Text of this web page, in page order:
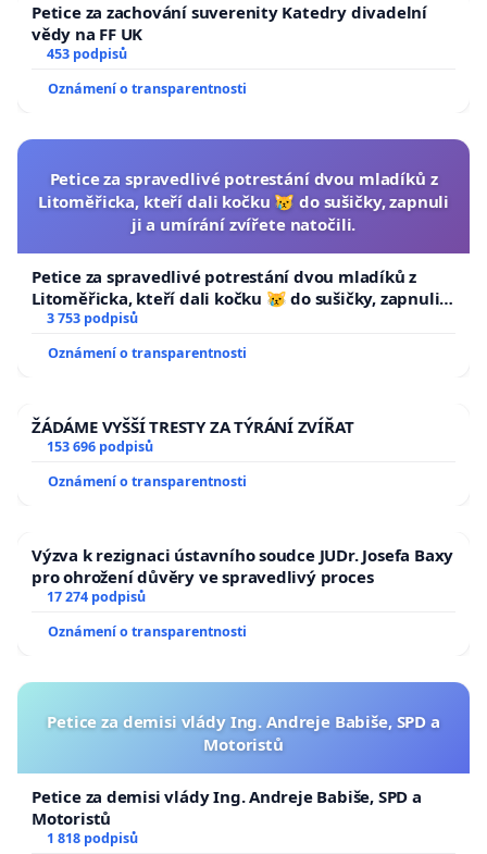
Petice za zachování suverenity Katedry divadelní
vědy na FF UK
453 podpisů
Oznámení o transparentnosti
Petice za spravedlivé potrestání dvou mladíků z
Litoměřicka, kteří dali kočku 😿 do sušičky, zapnuli
ji a umírání zvířete natočili.
Petice za spravedlivé potrestání dvou mladíků z
Litoměřicka, kteří dali kočku 😿 do sušičky, zapnuli ji
a umírání zvířete natočili.
3 753 podpisů
Oznámení o transparentnosti
ŽÁDÁME VYŠŠÍ TRESTY ZA TÝRÁNÍ ZVÍŘAT
153 696 podpisů
Oznámení o transparentnosti
Výzva k rezignaci ústavního soudce JUDr. Josefa Baxy
pro ohrožení důvěry ve spravedlivý proces
17 274 podpisů
Oznámení o transparentnosti
Petice za demisi vlády Ing. Andreje Babiše, SPD a
Motoristů
Petice za demisi vlády Ing. Andreje Babiše, SPD a
Motoristů
1 818 podpisů